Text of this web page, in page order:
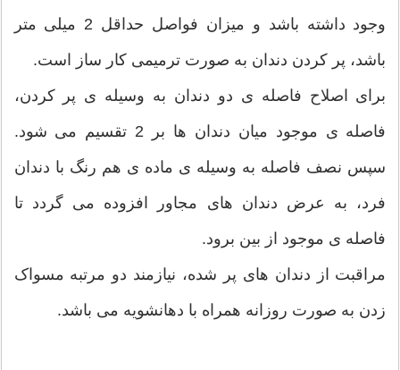
وجود داشته باشد و میزان فواصل حداقل 2 میلی متر
باشد، پر کردن دندان به صورت ترمیمی کار ساز است.
برای اصلاح فاصله ی دو دندان به وسیله ی پر کردن،
فاصله ی موجود میان دندان ها بر 2 تقسیم می شود.
سپس نصف فاصله به وسیله ی ماده ی هم رنگ با دندان
فرد، به عرض دندان های مجاور افزوده می گردد تا
فاصله ی موجود از بین برود.
مراقبت از دندان های پر شده، نیازمند دو مرتبه مسواک
زدن به صورت روزانه همراه با دهانشویه می باشد.